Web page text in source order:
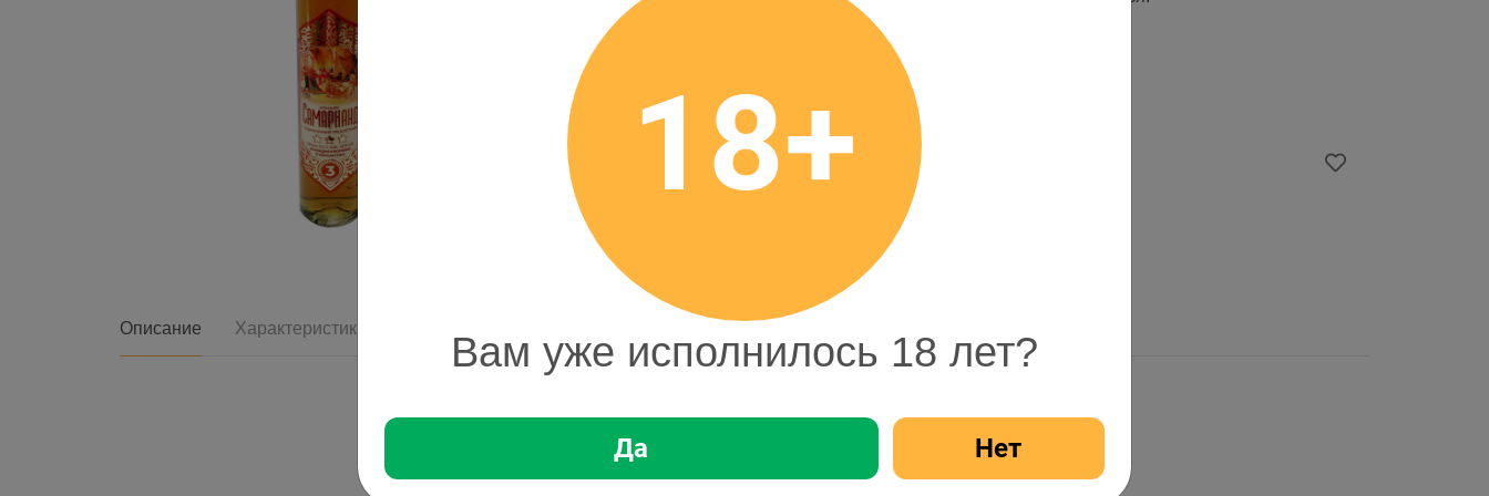
Стоимость 469,99 ₽
шт В корзину
Описание Характеристики
18+
Вам уже исполнилось 18 лет?
Да Нет